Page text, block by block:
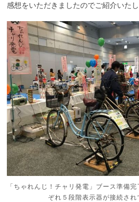
感想をいただきましたのでご紹介いたし
「ちゃれんじ！チャリ発電」ブース準備
ぞれ５段階表示器が接続され